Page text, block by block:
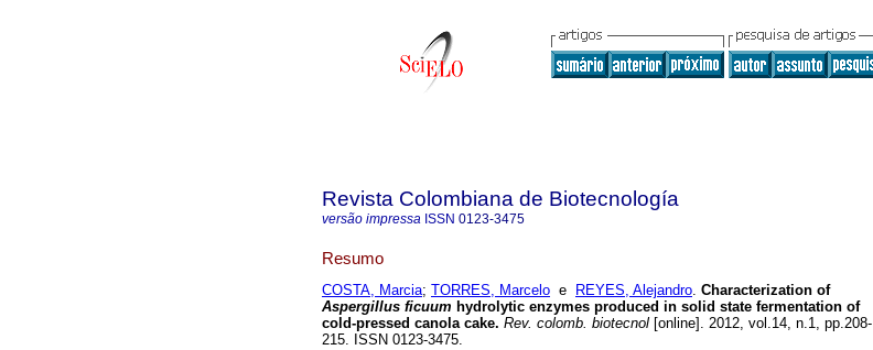
Revista Colombiana de Biotecnología
versão impressa ISSN 0123-3475
Resumo
COSTA, Marcia; TORRES, Marcelo e REYES, Alejandro. Characterization of
Aspergillus ficuum hydrolytic enzymes produced in solid state fermentation of
cold-pressed canola cake. Rev. colomb. biotecnol [online]. 2012, vol.14, n.1, pp.208-
215. ISSN 0123-3475.